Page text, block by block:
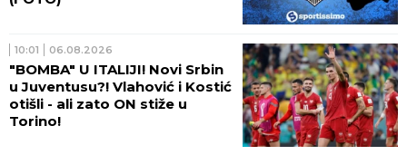
10:01 06.08.2026
"BOMBA" U ITALIJI! Novi Srbin
u Juventusu?! Vlahović i Kostić
otišli - ali zato ON stiže u
Torino!